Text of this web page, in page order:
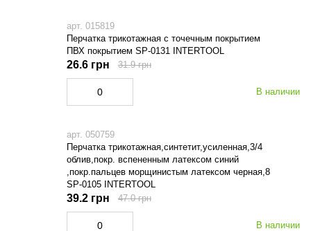
арт. 015819
Перчатка трикотажная с точечным покрытием
ПВХ покрытием SP-0131 INTERTOOL
В наличии
26.6 грн 31.9 грн
арт. 050759
Перчатка трикотажная,синтетит,усиленная,3/4
облив,покр. вспененным латексом синий
,покр.пальцев морщинистым латексом черная,8
SP-0105 INTERTOOL
В наличии
39.2 грн 47.0 грн